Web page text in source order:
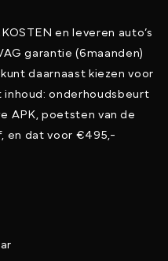
en leveren auto’s
garantie (6maanden)
daarnaast kiezen voor
inhoud: onderhoudsbeurt
APK, poetsten van de
en dat voor €495,-